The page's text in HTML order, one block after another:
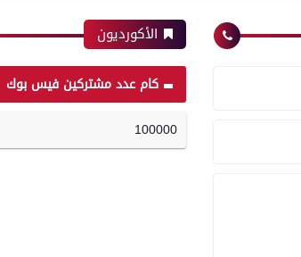
الأكورديون
كام عدد مشتركين فيس بوك
100000